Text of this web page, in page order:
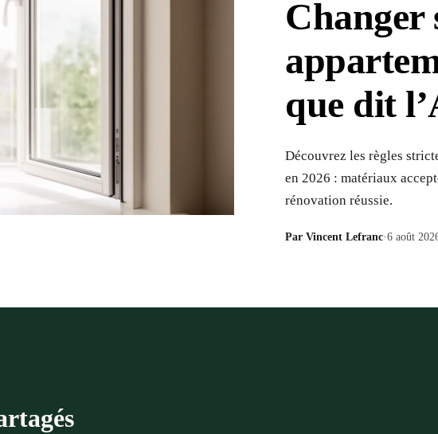
Changer
que dit
Découvrez les règles
en 2026 : matériaux
rénovation réussie.
Par Vincent Lefranc·6 août